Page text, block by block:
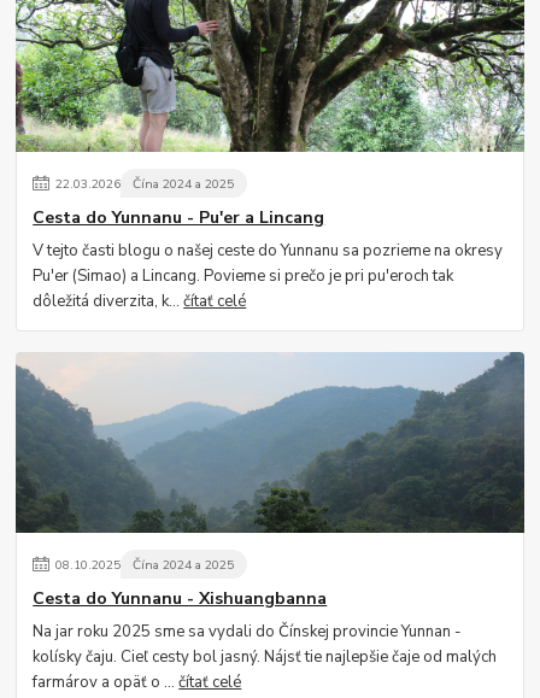
22.03.2026 Čína 2024 a 2025
Cesta do Yunnanu - Pu'er a Lincang
V tejto časti blogu o našej ceste do Yunnanu sa pozrieme na okresy
Pu'er (Simao) a Lincang. Povieme si prečo je pri pu'eroch tak
dôležitá diverzita, k...čítať celé
08.10.2025 Čína 2024 a 2025
Cesta do Yunnanu - Xishuangbanna
Na jar roku 2025 sme sa vydali do Čínskej provincie Yunnan -
kolísky čaju. Cieľ cesty bol jasný. Nájsť tie najlepšie čaje od malých
farmárov a opäť o ...čítať celé